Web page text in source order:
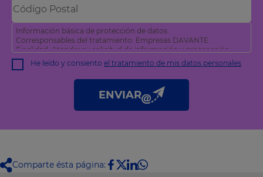
Información básica de protección de datos:
Corresponsables del tratamiento: Empresas DAVANTE
Finalidad: Atender su solicitud de información y prospección
comercial
Derechos: Puede acceder, rectificar y suprimir sus datos, así
como otros derechos tal y como se explica en nuestra
He leído y consiento el tratamiento de mis datos personales
ENVIAR
Comparte ésta página: